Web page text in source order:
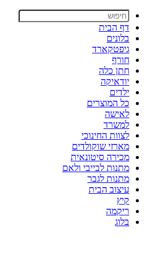
דף הבית
בלונים
גיפטקארד
חורף
חתן כלה
יודאיקה
ילדים
כל המוצרים
לאישה
למשרד
לצוות החינוכי
מארזי שוקולדים
מכירה סיטונאית
מתנות לבייבי ולאם
מתנות לגבר
עיצוב הבית
קיץ
ריקמה
בלוג